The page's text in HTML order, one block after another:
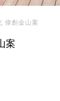
偉創金山案
案